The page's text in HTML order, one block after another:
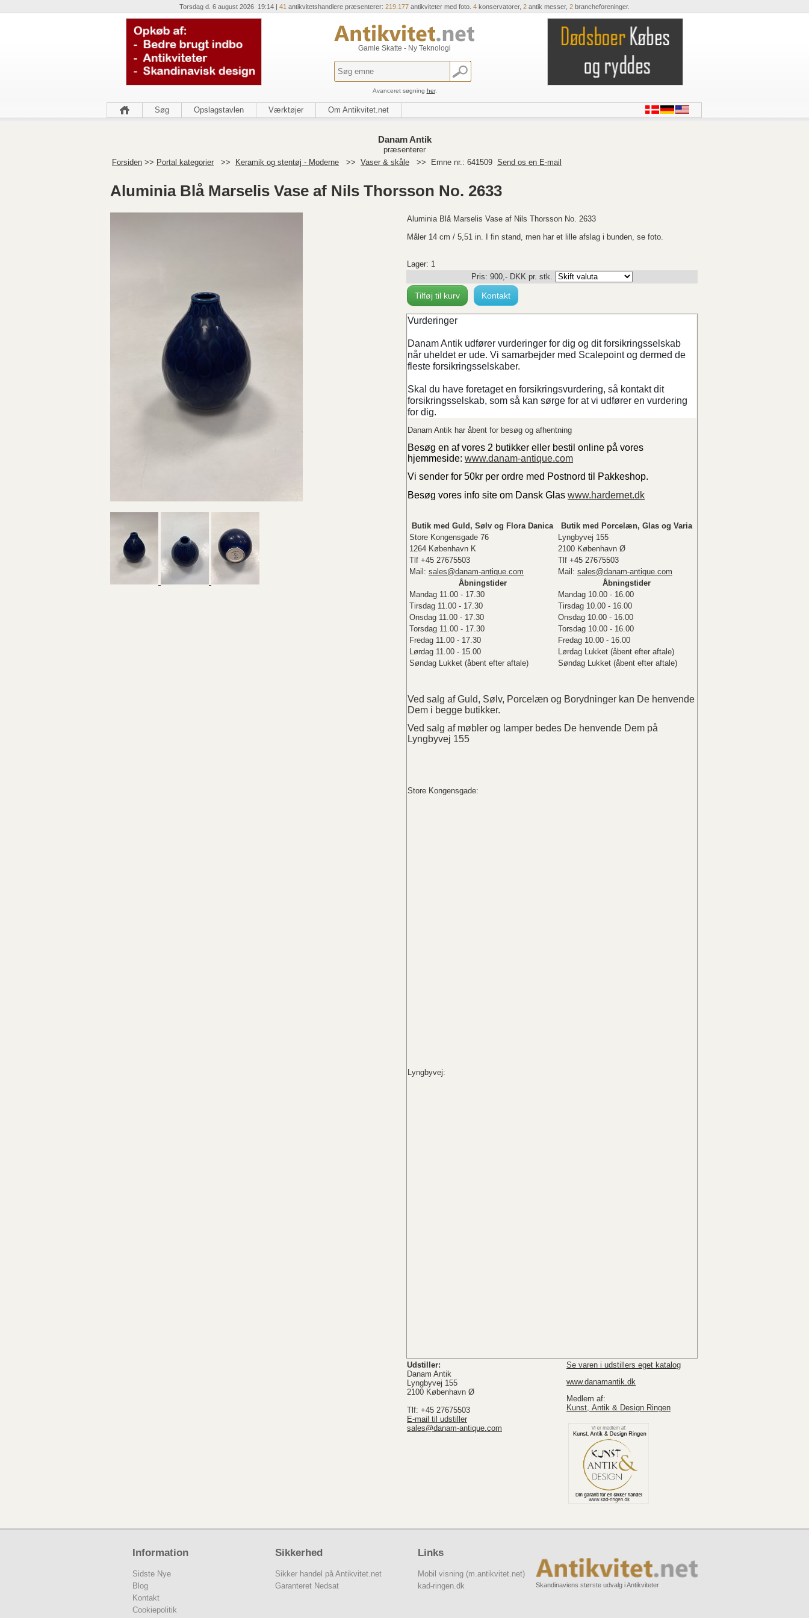
Torsdag d. 6 august 2026 19:14 | 41 antikvitetshandlere præsenterer: 219.177 antikviteter med foto. 4 konservatorer, 2 antik messer, 2 brancheforeninger.
Gamle Skatte - Ny Teknologi
Avanceret søgning her.
Søg Opslagstavlen Værktøjer Om Antikvitet.net
Danam Antik
præsenterer
Forsiden >> Portal kategorier >> Keramik og stentøj - Moderne >> Vaser & skåle >> Emne nr.: 641509 Send os en E-mail
Aluminia Blå Marselis Vase af Nils Thorsson No. 2633
Aluminia Blå Marselis Vase af Nils Thorsson No. 2633
Måler 14 cm / 5,51 in. I fin stand, men har et lille afslag i bunden, se foto.
Lager: 1
Pris: 900,- DKK pr. stk.
Tilføj til kurv Kontakt
Vurderinger
Danam Antik udfører vurderinger for dig og dit forsikringsselskab
når uheldet er ude. Vi samarbejder med Scalepoint og dermed de
fleste forsikringsselskaber.
Skal du have foretaget en forsikringsvurdering, så kontakt dit
forsikringsselskab, som så kan sørge for at vi udfører en vurdering
for dig.
Danam Antik har åbent for besøg og afhentning
Besøg en af vores 2 butikker eller bestil online på vores
hjemmeside: www.danam-antique.com
Vi sender for 50kr per ordre med Postnord til Pakkeshop.
Besøg vores info site om Dansk Glas www.hardernet.dk
Butik med Guld, Sølv og Flora Danica
Butik med Porcelæn, Glas og Varia
Store Kongensgade 76
Lyngbyvej 155
1264 København K
2100 København Ø
Tlf +45 27675503
Tlf +45 27675503
Mail: sales@danam-antique.com Mail: sales@danam-antique.com
Åbningstider
Åbningstider
Mandag 11.00 - 17.30
Mandag 10.00 - 16.00
Tirsdag 11.00 - 17.30
Tirsdag 10.00 - 16.00
Onsdag 11.00 - 17.30
Onsdag 10.00 - 16.00
Torsdag 11.00 - 17.30
Torsdag 10.00 - 16.00
Fredag 11.00 - 17.30
Fredag 10.00 - 16.00
Lørdag 11.00 - 15.00
Lørdag Lukket (åbent efter aftale)
Søndag Lukket (åbent efter aftale)
Søndag Lukket (åbent efter aftale)
Ved salg af Guld, Sølv, Porcelæn og Borydninger kan De henvende
Dem i begge butikker.
Ved salg af møbler og lamper bedes De henvende Dem på
Lyngbyvej 155
Store Kongensgade:
Lyngbyvej:
Udstiller:
Danam Antik
Lyngbyvej 155
2100 København Ø
Tlf: +45 27675503
E-mail til udstiller
sales@danam-antique.com
Se varen i udstillers eget katalog
www.danamantik.dk
Medlem af:
Kunst, Antik & Design Ringen
Information
Sidste Nye
Blog
Kontakt
Cookiepolitik
Sikkerhed
Sikker handel på Antikvitet.net
Garanteret Nedsat
Links
Mobil visning (m.antikvitet.net)
kad-ringen.dk
Skandinaviens største udvalg i Antikviteter